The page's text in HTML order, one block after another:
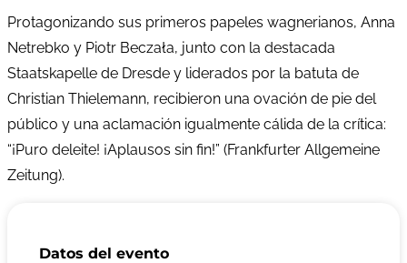
Protagonizando sus primeros papeles wagnerianos, Anna
Netrebko y Piotr Beczała, junto con la destacada
Staatskapelle de Dresde y liderados por la batuta de
Christian Thielemann, recibieron una ovación de pie del
público y una aclamación igualmente cálida de la crítica:
“¡Puro deleite! ¡Aplausos sin fin!” (Frankfurter Allgemeine
Zeitung).
Datos del evento